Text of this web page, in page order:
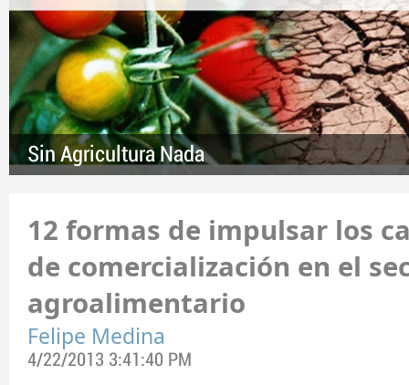
Sin Agricultura Nada
12 formas de impulsar los
de comercialización en el
agroalimentario
Felipe Medina
4/22/2013 3:41:40 PM